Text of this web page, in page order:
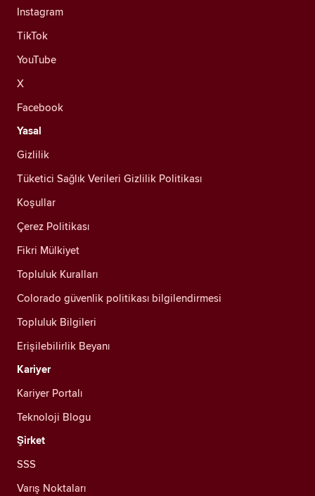
Instagram
TikTok
YouTube
X
Facebook
Yasal
Gizlilik
Tüketici Sağlık Verileri Gizlilik Politikası
Koşullar
Çerez Politikası
Fikri Mülkiyet
Topluluk Kuralları
Colorado güvenlik politikası bilgilendirmesi
Topluluk Bilgileri
Erişilebilirlik Beyanı
Kariyer
Kariyer Portalı
Teknoloji Blogu
Şirket
SSS
Varış Noktaları